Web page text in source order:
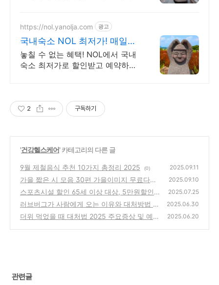
춰진 숙소를 예약하세요.
https://nol.yanolja.com 광고
국내숙소 NOL 최저가! 매일
NOL DRAW 추첨!
놓칠 수 없는 혜택! NOL에서 국내
숙소 최저가로 할인받고 예약하세
2 구독하기
'건강헬스케어' 카테고리의 다른 글
9월 제철음식 추천 10가지 총정리 2025 (0) 2025.09.11
가을 짧은 시 모음 30편 가을이미지 무료다운
로드 2025
(0)
2025.09.10
스포츠시설 할인 65세 이상 대상, 5만원할인
신청방법
(1)
2025.07.25
러브버그가 사람에게 오는 이유와 대처방법 2
025
(0)
2025.06.30
더위 먹었을 때 대처법 2025 주요증상 및 예방
2025.06.20
관련글